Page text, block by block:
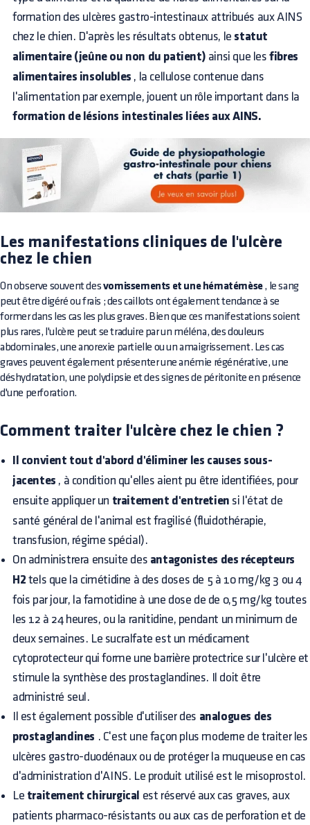
formation des ulcères gastro-intestinaux attribués aux AINS
chez le chien. D'après les résultats obtenus, le statut
alimentaire (jeûne ou non du patient) ainsi que lesfibres
alimentaires insolubles , la cellulose contenue dans
l'alimentation par exemple, jouent un rôle important dans la
formation de lésions intestinales liées aux AINS.
Les manifestations cliniques de l'ulcère
chez le chien
On observe souvent des vomissements et une hématémèse, le sang
peut être digéré ou frais ; des caillots ont également tendance à se
former dans les cas les plus graves. Bien que ces manifestations soient
plus rares, l'ulcère peut se traduire par un méléna, des douleurs
abdominales, une anorexie partielle ou un amaigrissement. Les cas
graves peuvent également présenter une anémie régénérative, une
déshydratation, une polydipsie et des signes de péritonite en présence
d'une perforation.
Comment traiter l'ulcère chez le chien ?
Il convient tout d'abord d'éliminer les causes sous-
jacentes , à condition qu'elles aient pu être identifiées, pour
ensuite appliquer un traitement d'entretien si l'état de
santé général de l'animal est fragilisé (fluidothérapie,
transfusion, régime spécial).
On administrera ensuite des antagonistes des récepteurs
H2 tels que la cimétidine à des doses de 5 à 10 mg/kg 3 ou 4
fois par jour, la famotidine à une dose de de 0,5 mg/kg toutes
les 12 à 24 heures, ou la ranitidine, pendant un minimum de
deux semaines. Le sucralfate est un médicament
cytoprotecteur qui forme une barrière protectrice sur l'ulcère et
stimule la synthèse des prostaglandines. Il doit être
administré seul.
Il est également possible d'utiliser des analogues des
prostaglandines . C'est une façon plus moderne de traiter les
ulcères gastro-duodénaux ou de protéger la muqueuse en cas
d'administration d'AINS. Le produit utilisé est le misoprostol.
Le traitement chirurgical est réservé aux cas graves, aux
patients pharmaco-résistants ou aux cas de perforation et de